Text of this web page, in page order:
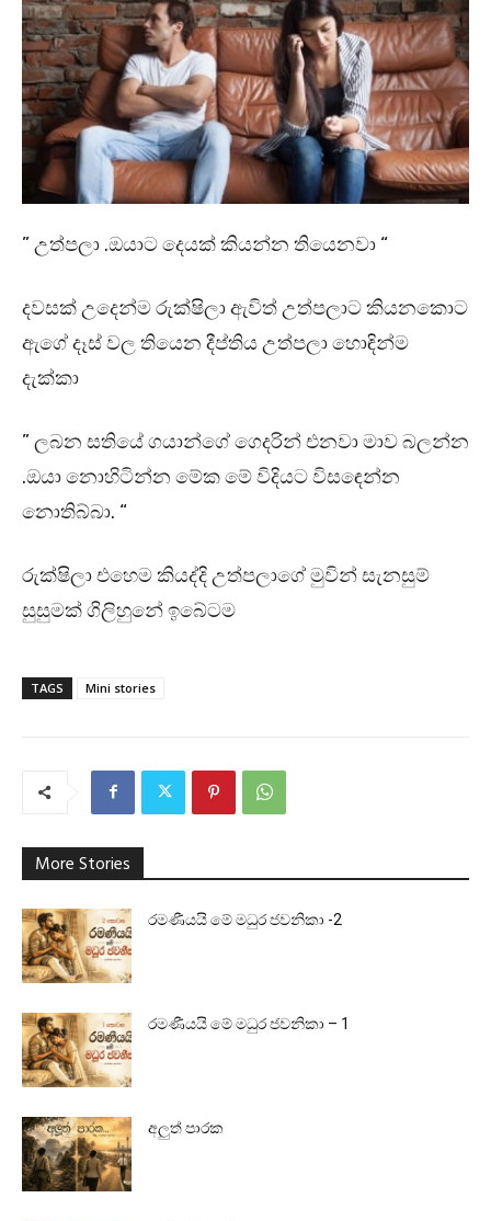
” උත්පලා .ඔයාට දෙයක් කියන්න තියෙනවා “
දවසක් උදෙන්ම රුක්ෂිලා ඇවිත් උත්පලාට කියනකොට
ඇගේ දෑස් වල තියෙන දීප්තිය උත්පලා හොඳින්ම
දැක්කා
” ලබන සතියේ ගයාන්ගේ ගෙදරින් එනවා මාව බලන්න
.ඔයා නොහිටින්න මේක මේ විදියට විසඳෙන්න
නොතිබ්බා. “
රුක්ෂිලා එහෙම කියද්දි උත්පලාගේ මුවින් සැනසුම්
සුසුමක් ගිලිහුනේ ඉබේටම
TAGS Mini stories
More Stories
රමණීයයි මේ මධුර ජවනිකා -2
රමණීයයි මේ මධුර ජවනිකා – 1
අලුත් පාරක